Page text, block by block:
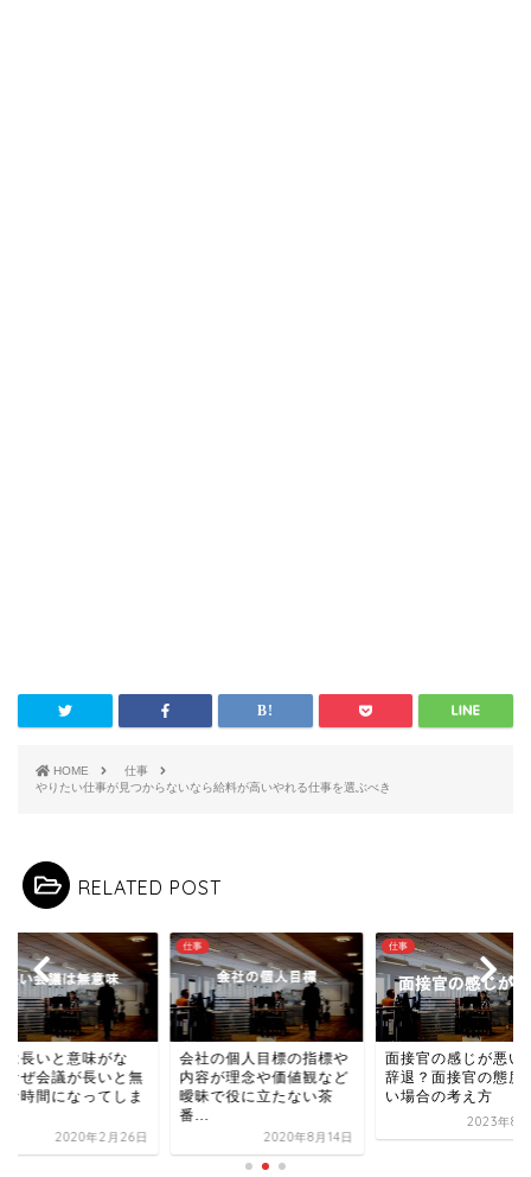
HOME
仕事
やりたい仕事が見つからないなら給料が高いやれる仕事を選ぶべき
RELATED POST
は長いと意味がな
なぜ会議が長いと無
な時間になってしま
2020年2月26日
仕事
会社の個人目標の指標や
内容が理念や価値観など
曖昧で役に立たない茶
番...
2020年8月14日
仕事
面接官の感じが悪い
辞退？面接官の態度
い場合の考え方
2023年8